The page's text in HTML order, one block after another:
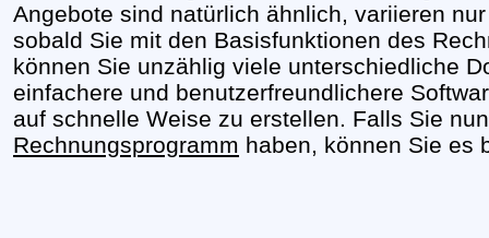
Angebote sind natürlich ähnlich, variieren
sobald Sie mit den Basisfunktionen des
können Sie unzählig viele unterschiedliche
einfachere und benutzerfreundlichere
auf schnelle Weise zu erstellen. Falls Sie
Rechnungsprogramm haben, können Sie es